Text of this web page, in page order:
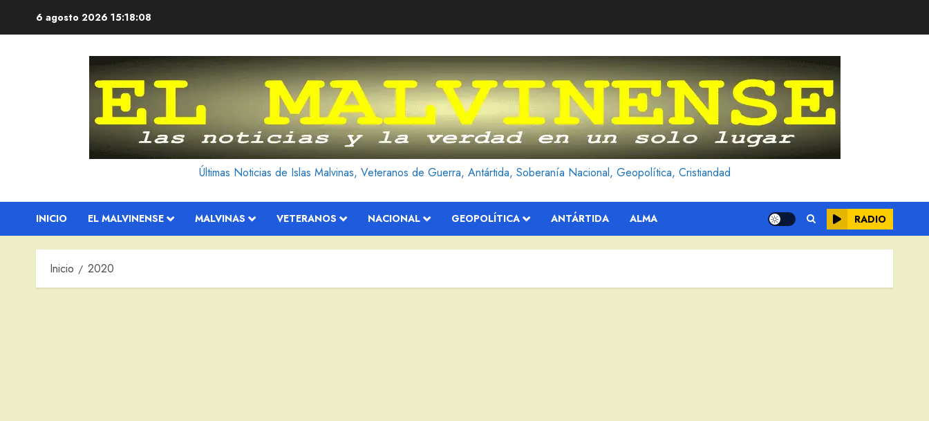
6 agosto 2026 15:18:10
Últimas Noticias de Islas Malvinas, Veteranos de Guerra, Antártida, Soberanía Nacional, Geopolítica, Cristiandad
INICIO EL MALVINENSE MALVINAS VETERANOS NACIONAL GEOPOLÍTICA ANTÁRTIDA ALMA RADIO
Inicio 2020